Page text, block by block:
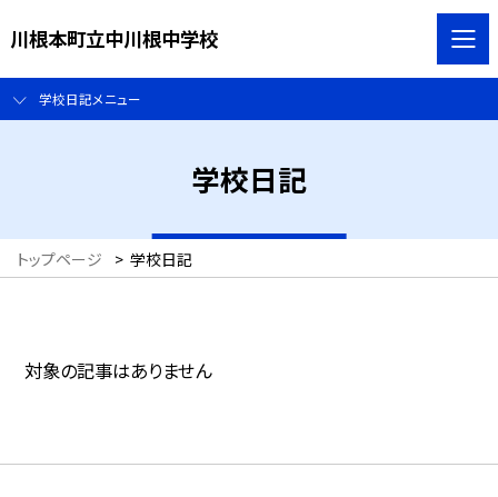
川根本町立中川根中学校
学校日記メニュー
学校日記
トップページ > 学校日記
対象の記事はありません